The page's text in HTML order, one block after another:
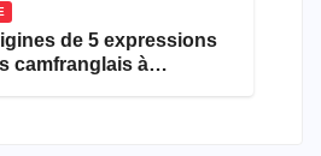
de 5 expressions
camfranglais à